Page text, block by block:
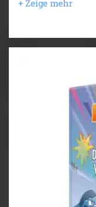
Weltall«,
großen Preis von